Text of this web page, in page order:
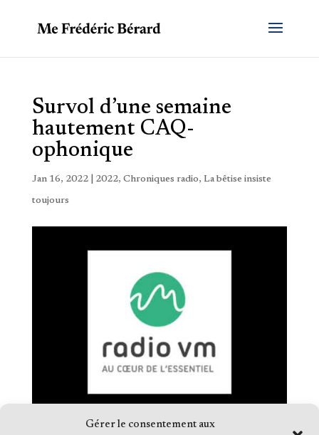
Gérer le consentement aux
Survol d’une semaine
hautement CAQ-
ophonique
Jan 16, 2022| 2022, Chroniques radio, La bêtise insiste
toujours